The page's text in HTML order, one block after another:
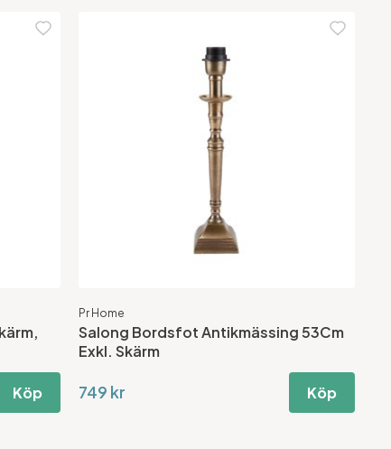
Köp
Pr Home
Salong Bordsfot Antikmässing 53Cm
Exkl. Skärm
749 kr Köp